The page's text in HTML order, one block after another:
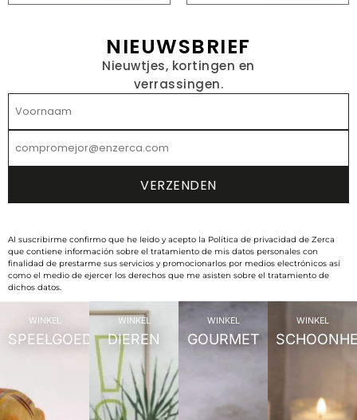
NIEUWSBRIEF
Nieuwtjes, kortingen en
verrassingen.
Al suscribirme confirmo que he leído y acepto la Política de privacidad de Zerca
que contiene información sobre el tratamiento de mis datos personales con
finalidad de prestarme sus servicios y promocionarlos por medios electrónicos así
como el medio de ejercer los derechos que me asisten sobre el tratamiento de
dichos datos.
WINKEL
SPEELGOED
WINKEL
DIEREN
WINKEL
GOURMET
WINKEL